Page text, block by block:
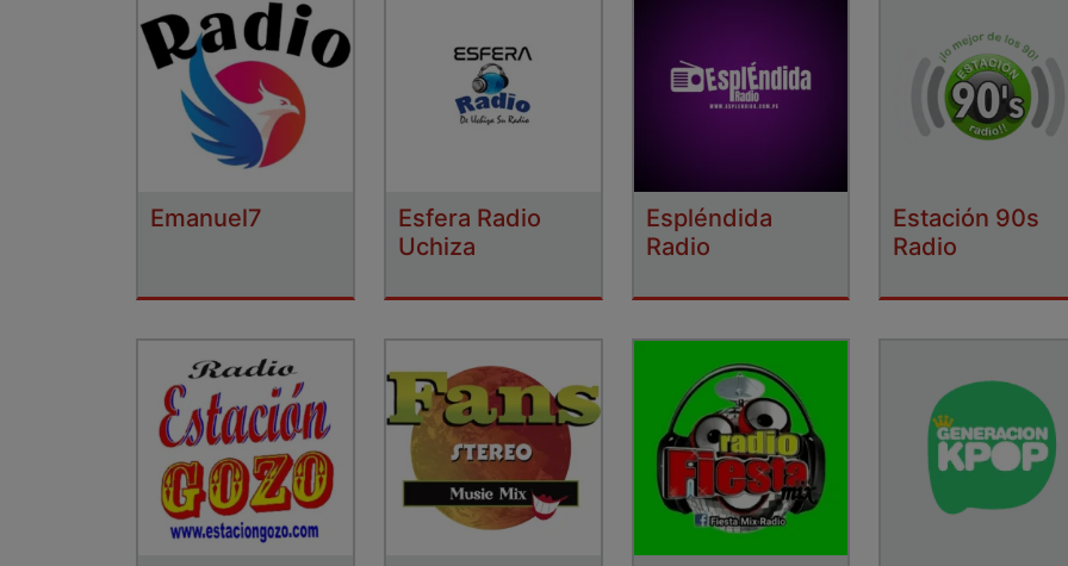
Emanuel7
Esfera Radio
Uchiza
Espléndida
Radio
Estación 90s
Radio